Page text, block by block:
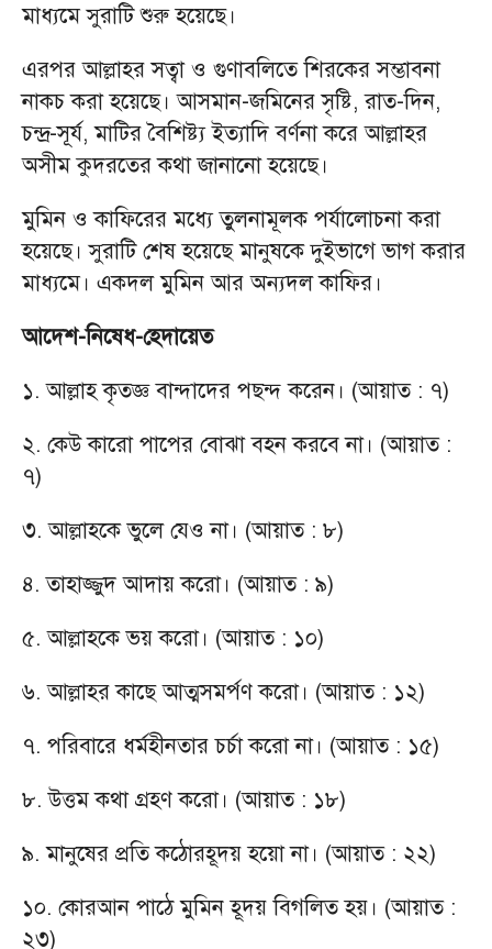
মাধ্যমে সুরাটি শুরু হয়েছে।
এরপর আল্লাহর সত্বা ও গুণাবলিতে শিরকের সম্ভাবনা
নাকচ করা হয়েছে। আসমান-জমিনের সৃষ্টি, রাত-দিন,
চন্দ্র-সূর্য, মাটির বৈশিষ্ট্য ইত্যাদি বর্ণনা করে আল্লাহর
অসীম কুদরতের কথা জানানো হয়েছে।
মুমিন ও কাফিরের মধ্যে তুলনামূলক পর্যালোচনা করা
হয়েছে। সুরাটি শেষ হয়েছে মানুষকে দুইভাগে ভাগ করার
মাধ্যমে। একদল মুমিন আর অন্যদল কাফির।
আদেশ-নিষেধ-হেদায়েত
১. আল্লাহ কৃতজ্ঞ বান্দাদের পছন্দ করেন। (আয়াত : ৭)
২. কেউ কারো পাপের বোঝা বহন করবে না। (আয়াত :
৭)
৩. আল্লাহকে ভুলে যেও না। (আয়াত : ৮)
৪. তাহাজ্জুদ আদায় করো। (আয়াত : ৯)
৫. আল্লাহকে ভয় করো। (আয়াত : ১০)
৬. আল্লাহর কাছে আত্মসমর্পণ করো। (আয়াত : ১২)
৭. পরিবারে ধর্মহীনতার চর্চা করো না। (আয়াত : ১৫)
৮. উত্তম কথা গ্রহণ করো। (আয়াত : ১৮)
৯. মানুষের প্রতি কঠোরহূদয় হয়ো না। (আয়াত : ২২)
১০. কোরআন পাঠে মুমিন হূদয় বিগলিত হয়। (আয়াত :
২৩)